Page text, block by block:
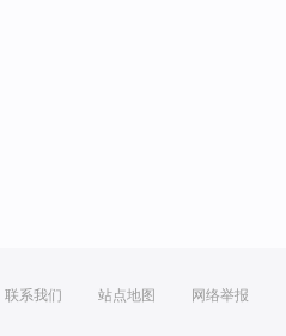
联系我们 站点地图 网络举报